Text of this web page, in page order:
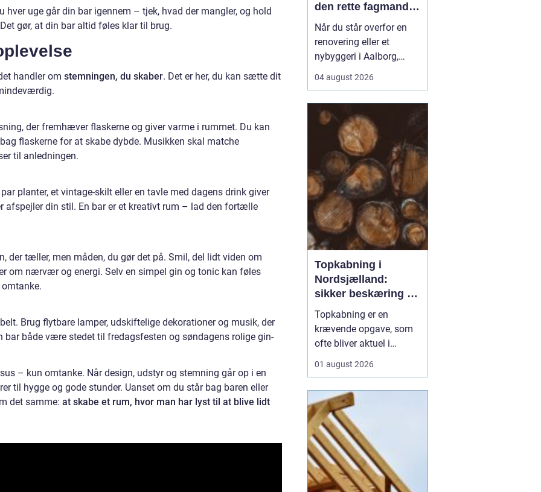
hver uge går din bar igennem – tjek, hvad der mangler, og hold
gør, at din bar altid føles klar til brug.
handler om stemningen, du skaber. Det er her, du kan sætte dit
der fremhæver flaskerne og giver varme i rummet. Du kan
flaskerne for at skabe dybde. Musikken skal matche
til anledningen.
planter, et vintage-skilt eller en tavle med dagens drink giver
afspejler din stil. En bar er et kreativt rum – lad den fortælle
der tæller, men måden, du gør det på. Smil, del lidt viden om
om nærvær og energi. Selv en simpel gin og tonic kan føles
Brug flytbare lamper, udskiftelige dekorationer og musik, der
bar både være stedet til fredagsfesten og søndagens rolige gin-
– kun omtanke. Når design, udstyr og stemning går op i en
til hygge og gode stunder. Uanset om du står bag baren eller
det samme: at skabe et rum, hvor man har lyst til at blive lidt
den rette fagmand
til dit næste projekt
Når du står overfor en
renovering eller et
nybyggeri i Aalborg,
stor rolle for både
En dygtig murer kan
forvandle en slidt bolig
til et moderne og
holdbart hjem, mens det
modsatte kan give dyre
r...
04 august 2026
Topkabning i
Nordsjælland:
sikker beskæring af
store træer
Topkabning er en
krævende opgave, som
ofte bliver aktuel i
sommerhusområder og
Nordsjælland. Store
træer kan give skygge,
læ og charme, men de
kan også udvikle sig til
en risiko, hvis de st...
01 august 2026